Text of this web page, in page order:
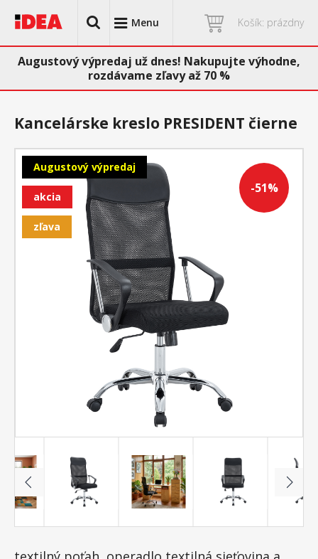
Menu Košík: prázdny
Augustový výpredaj už dnes! Nakupujte výhodne,
rozdávame zľavy až 70 %
-51%
Augustový výpredaj
akcia
zľava
Kancelárske kreslo PRESIDENT čierne